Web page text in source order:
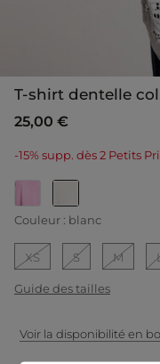
T-shirt dentelle
25,00 €
-15% supp. dès 2 Petits
selected
Couleur : blanc
XS S M
Guide des tailles
Voir la disponibilité en